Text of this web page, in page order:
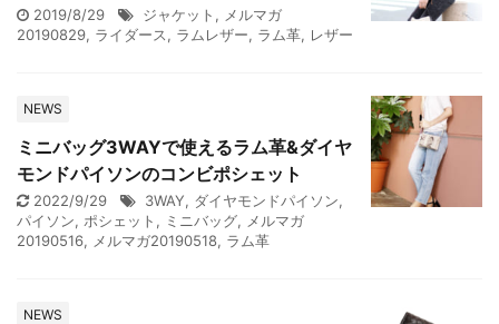
2019/8/29 ジャケット , メルマガ
20190829, ライダース, ラムレザー, ラム革, レザー
NEWS
ミニバッグ3WAYで使えるラム革&ダイヤ
モンドパイソンのコンビポシェット
2022/9/29 3WAY, ダイヤモンドパイソン,
パイソン, ポシェット , ミニバッグ, メルマガ
20190516, メルマガ20190518, ラム革
NEWS